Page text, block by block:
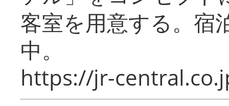
客室を用意する。宿
中。
https://jr-